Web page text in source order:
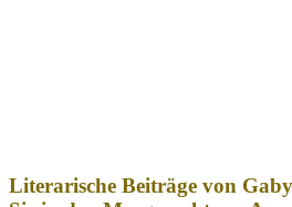
Literarische Beiträge von